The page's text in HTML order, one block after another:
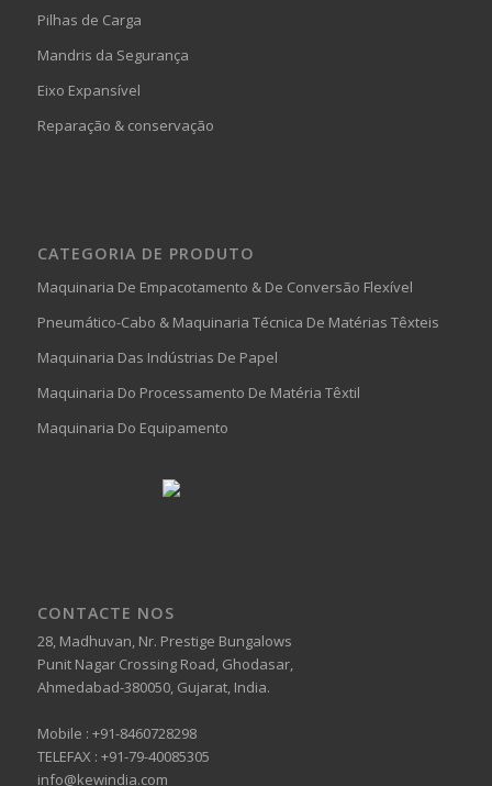
Pilhas de Carga
Mandris da Segurança
Eixo Expansível
Reparação & conservação
CATEGORIA DE PRODUTO
Maquinaria De Empacotamento & De Conversão Flexível
Pneumático-Cabo & Maquinaria Técnica De Matérias Têxteis
Maquinaria Das Indústrias De Papel
Maquinaria Do Processamento De Matéria Têxtil
Maquinaria Do Equipamento
CONTACTE NOS
28, Madhuvan, Nr. Prestige Bungalows
Punit Nagar Crossing Road, Ghodasar,
Ahmedabad-380050, Gujarat, India.
Mobile : +91-8460728298
TELEFAX : +91-79-40085305
info@kewindia.com